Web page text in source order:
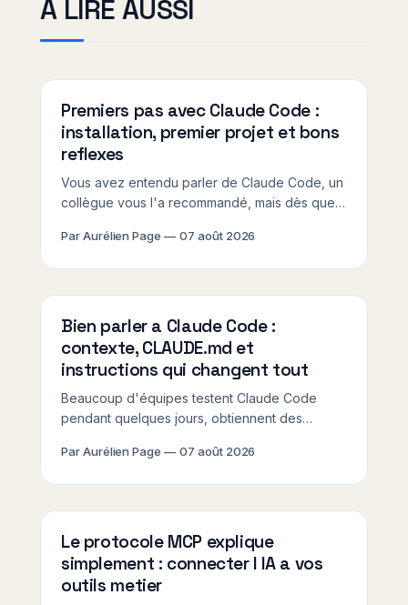
À LIRE AUSSI
Premiers pas avec Claude Code :
installation, premier projet et bons
reflexes
Vous avez entendu parler de Claude Code, un
collègue vous l'a recommandé, mais dès que
commande" ou "npm", vous fermez
Par Aurélien Page 07 août 2026
Bien parler a Claude Code :
contexte, CLAUDE.md et
instructions qui changent tout
Beaucoup d'équipes testent Claude Code
pendant quelques jours, obtiennent des
n'est pas fait pour elles. La réalité est souvent
Par Aurélien Page 07 août 2026
Le protocole MCP explique
simplement : connecter l IA a vos
outils metier